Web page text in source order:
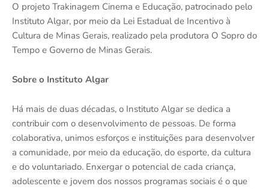
O projeto Trakinagem Cinema e Educação, patrocinado pelo
Instituto Algar, por meio da Lei Estadual de Incentivo à
Cultura de Minas Gerais, realizado pela produtora O Sopro do
Tempo e Governo de Minas Gerais.
Sobre o Instituto Algar
Há mais de duas décadas, o Instituto Algar se dedica a
contribuir com o desenvolvimento de pessoas. De forma
colaborativa, unimos esforços e instituições para desenvolver
a comunidade, por meio da educação, do esporte, da cultura
e do voluntariado. Enxergar o potencial de cada criança,
adolescente e jovem dos nossos programas sociais é o que